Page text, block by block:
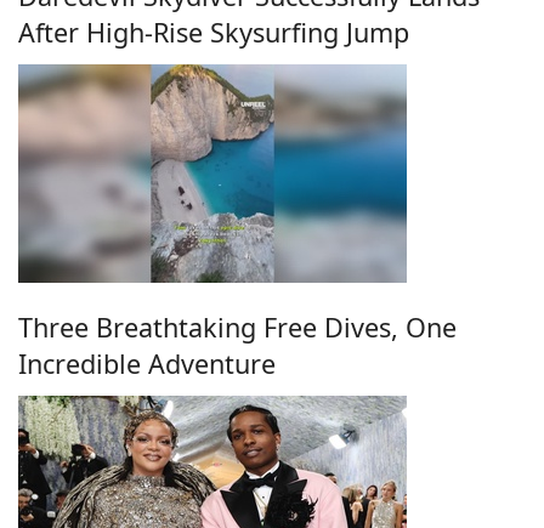
After High-Rise Skysurfing Jump
Three Breathtaking Free Dives, One
Incredible Adventure